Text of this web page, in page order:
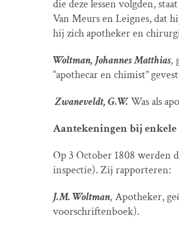
die deze lessen volgden,
Van Meurs en Leignes, dat
hij zich apotheker en
Woltman, Johannes Matthias,
“apothecar en chimist”
Zwaneveldt, G.W.Was als
Aantekeningen bij enkele
Op 3 October 1808 werden
inspectie). Zij rapporteren:
J.M. Woltman, Apotheker,
voorschriftenboek).